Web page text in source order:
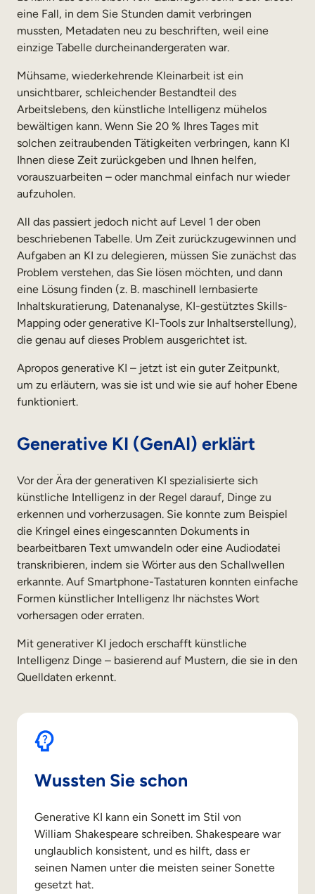
eine Fall, in dem Sie Stunden damit verbringen
mussten, Metadaten neu zu beschriften, weil eine
einzige Tabelle durcheinandergeraten war.
Mühsame, wiederkehrende Kleinarbeit ist ein
unsichtbarer, schleichender Bestandteil des
Arbeitslebens, den künstliche Intelligenz mühelos
bewältigen kann. Wenn Sie 20 % Ihres Tages mit
solchen zeitraubenden Tätigkeiten verbringen, kann KI
Ihnen diese Zeit zurückgeben und Ihnen helfen,
vorauszuarbeiten – oder manchmal einfach nur wieder
aufzuholen.
All das passiert jedoch nicht auf Level 1 der oben
beschriebenen Tabelle. Um Zeit zurückzugewinnen und
Aufgaben an KI zu delegieren, müssen Sie zunächst das
Problem verstehen, das Sie lösen möchten, und dann
eine Lösung finden (z. B. maschinell lernbasierte
Inhaltskuratierung, Datenanalyse, KI-gestütztes Skills-
Mapping oder generative KI-Tools zur Inhaltserstellung),
die genau auf dieses Problem ausgerichtet ist.
Apropos generative KI – jetzt ist ein guter Zeitpunkt,
um zu erläutern, was sie ist und wie sie auf hoher Ebene
funktioniert.
Generative KI (GenAI) erklärt
Vor der Ära der generativen KI spezialisierte sich
künstliche Intelligenz in der Regel darauf, Dinge zu
erkennen und vorherzusagen. Sie konnte zum Beispiel
die Kringel eines eingescannten Dokuments in
bearbeitbaren Text umwandeln oder eine Audiodatei
transkribieren, indem sie Wörter aus den Schallwellen
erkannte. Auf Smartphone-Tastaturen konnten einfache
Formen künstlicher Intelligenz Ihr nächstes Wort
vorhersagen oder erraten.
Mit generativer KI jedoch erschafft künstliche
Intelligenz Dinge – basierend auf Mustern, die sie in den
Quelldaten erkennt.
Wussten Sie schon
Generative KI kann ein Sonett im Stil von
William Shakespeare schreiben. Shakespeare war
unglaublich konsistent, und es hilft, dass er
seinen Namen unter die meisten seiner Sonette
gesetzt hat.